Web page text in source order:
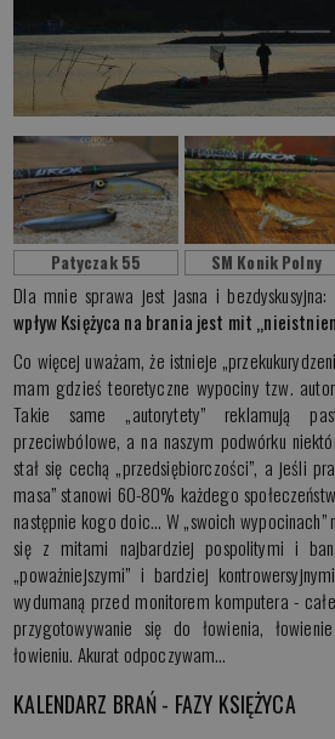
Patyczak 55 SM Konik Polny
Dla mnie sprawa jest jasna i bezdyskusyjna:
wpływ Księżyca na brania jest mit
Co więcej uważam, że istnieje
mam gdzieś teoretyczne wypociny tzw.
Takie same „autorytety” reklamują
przeciwbólowe, a na naszym podwórku
stał się cechą „przedsiębiorczości”, a jeśli
masa” stanowi 60-80% każdego
następnie kogo doic… W „swoich
się z mitami najbardziej pospolitymi i
„poważniejszymi” i bardziej
wydumaną przed monitorem komputera -
przygotowywanie się do łowienia,
łowieniu. Akurat odpoczywam…
KALENDARZ BRAŃ - FAZY KSIĘŻYCA